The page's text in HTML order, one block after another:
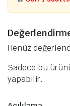
Henüz
Sadece bu
yapabilir.